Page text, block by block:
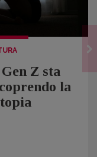
Z sta
la